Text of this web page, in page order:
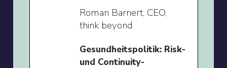
Roman Barnert, CEO,
think beyond
Gesundheitspolitik: Risk-
und Continuity-